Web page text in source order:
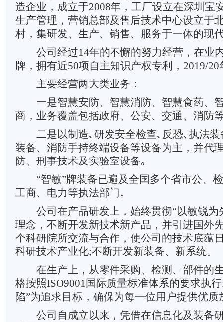
造企业，成立于2008年，工厂设立在深圳宝
生产管理，营销总部及售后技术中心设立于
村，集研发、生产、销售、服务于一体的现
公司经过14年的不懈的努力经营，在业
牌，拥有近50项自主知识产权专利，2019/
主要经营两大类业务：
一是智慧安防、智慧消防、智慧食药、
商，业务覆盖包括政府、公安、交通、消防
二是以制造､研发安全检查､反恐､执法装
装备、消防手持终端设备等设备为主，并代
防、刑事技术及实验室设备｡
“智敏”牌装备已遍及全国多个省市公、
工商、电力等执法部门。
公司在产品研发上，始终贯彻“以敏锐为
理念，不断开发新技术新产品，并引进国外
个科研院所交流与合作，使公司的技术底蕴
科研技术产业化;不断开发新装备、新系统。
在生产上，从零件采购、检测、部件的
格按照ISO9001国际质量标准体系的要求执
陷”为追求目标，确保为每一位用户提供优质
公司自成立以来，凭借在信息化及装备